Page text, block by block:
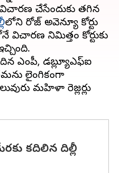
చేసేందుకు తగిన
లోని రోజ్ అవెన్యూ కోర్టు
విచారణ నిమిత్తం కోర్టుకు
ఎంపీ, డబ్ల్యూఎఫ్ఐ
లైంగికంగా
మహిళా రెజ్లర్లు
కదిలిన దిల్లీ